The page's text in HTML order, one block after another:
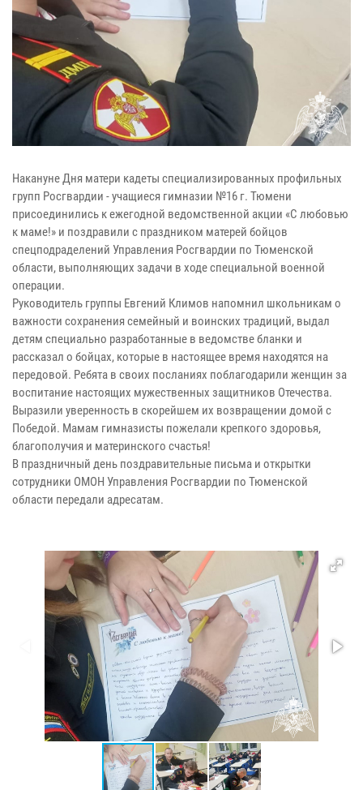
Накануне Дня матери кадеты специализированных профильных
групп Росгвардии - учащиеся гимназии №16 г. Тюмени
присоединились к ежегодной ведомственной акции «С любовью
к маме!» и поздравили с праздником матерей бойцов
спецподраделений Управления Росгвардии по Тюменской
области, выполняющих задачи в ходе специальной военной
операции.
Руководитель группы Евгений Климов напомнил школьникам о
важности сохранения семейный и воинских традиций, выдал
детям специально разработанные в ведомстве бланки и
рассказал о бойцах, которые в настоящее время находятся на
передовой. Ребята в своих посланиях поблагодарили женщин за
воспитание настоящих мужественных защитников Отечества.
Выразили уверенность в скорейшем их возвращении домой с
Победой. Мамам гимназисты пожелали крепкого здоровья,
благополучия и материнского счастья!
В праздничный день поздравительные письма и открытки
сотрудники ОМОН Управления Росгвардии по Тюменской
области передали адресатам.